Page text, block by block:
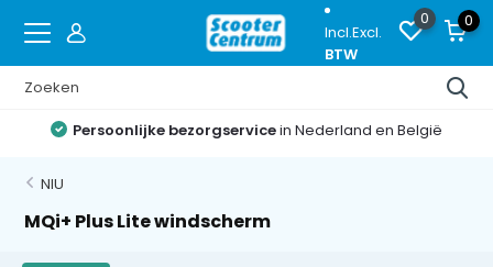
Incl.Excl.
BTW
0 0
Persoonlijke bezorgservicein Nederland en België
NIU
MQi+ Plus Lite windscherm